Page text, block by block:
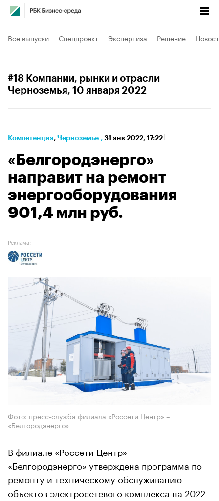
Все выпуски Спецпроект Экспертиза Решение
#18 Компании, рынки и отрасли
Черноземья, 10 января 2022
Компетенция⁠, Черноземье , 31 янв 2022, 17:22
«Белгородэнерго»
направит на ремонт
энергооборудования
901,4 млн руб.
Реклама:
Фото: пресс-служба филиала «Россети Центр» –
«Белгородэнерго»
В филиале «Россети Центр» –
«Белгородэнерго» утверждена программа по
ремонту и техническому обслуживанию
объектов электросетевого комплекса на 2022